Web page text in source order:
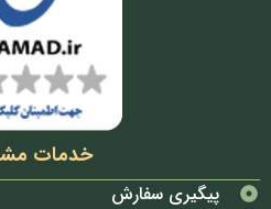
خدمات
پیگیری سفارش